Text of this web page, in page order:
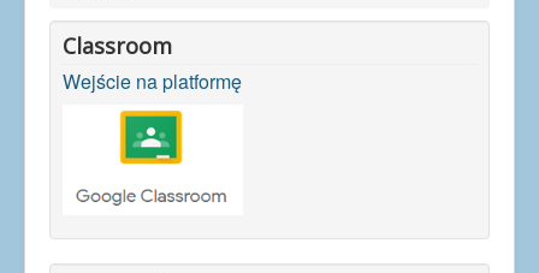
Classroom
Wejście na platformę